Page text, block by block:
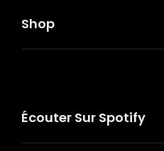
Shop
Écouter Sur Spotify